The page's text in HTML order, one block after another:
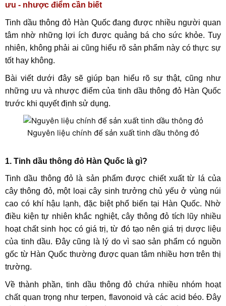
ưu - nhược điểm cần biết
Tinh dầu thông đỏ Hàn Quốc đang được nhiều người quan
tâm nhờ những lợi ích được quảng bá cho sức khỏe. Tuy
nhiên, không phải ai cũng hiểu rõ sản phẩm này có thực sự
tốt hay không.
Bài viết dưới đây sẽ giúp bạn hiểu rõ sự thật, cũng như
những ưu và nhược điểm của tinh dầu thông đỏ Hàn Quốc
trước khi quyết định sử dụng.
Nguyên liệu chính để sản xuất tinh dầu thông đỏ
1. Tinh dầu thông đỏ Hàn Quốc là gì?
Tinh dầu thông đỏ là sản phẩm được chiết xuất từ lá của
cây thông đỏ, một loại cây sinh trưởng chủ yếu ở vùng núi
cao có khí hậu lạnh, đặc biệt phổ biến tại Hàn Quốc. Nhờ
điều kiện tự nhiên khắc nghiệt, cây thông đỏ tích lũy nhiều
hoạt chất sinh học có giá trị, từ đó tạo nên giá trị dược liệu
của tinh dầu. Đây cũng là lý do vì sao sản phẩm có nguồn
gốc từ Hàn Quốc thường được quan tâm nhiều hơn trên thị
trường.
Về thành phần, tinh dầu thông đỏ chứa nhiều nhóm hoạt
chất quan trọng như terpen, flavonoid và các acid béo. Đây